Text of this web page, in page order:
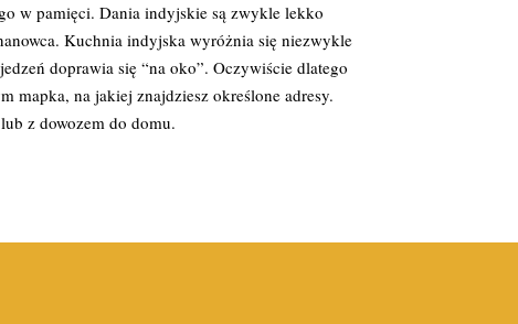
w pamięci. Dania indyjskie są zwykle lekko
Kuchnia indyjska wyróżnia się niezwykle
doprawia się “na oko”. Oczywiście dlatego
mapka, na jakiej znajdziesz określone adresy.
z dowozem do domu.